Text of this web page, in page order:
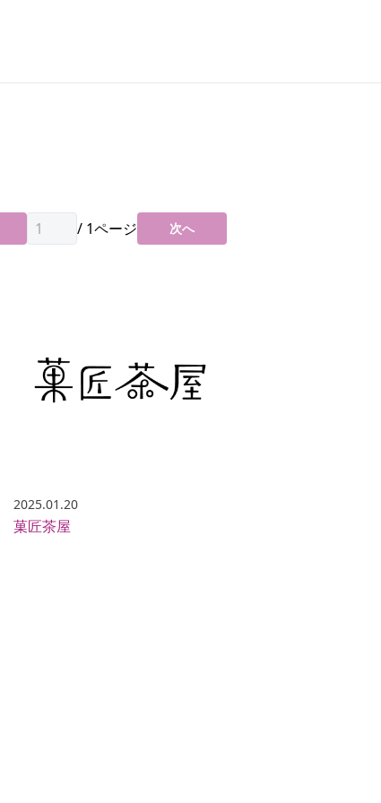
/ 1ページ 次へ
2025.01.20
菓匠茶屋